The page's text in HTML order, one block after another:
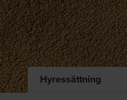
Hyressättning